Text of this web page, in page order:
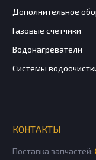
Дополнительное
Газовые счетчики
Водонагреватели
Системы
КОНТАКТЫ
Поставка запчастей: